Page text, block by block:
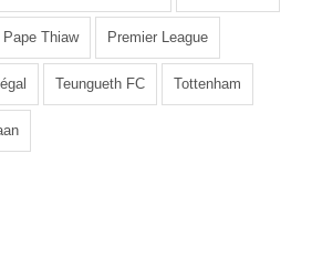
Pape Thiaw Premier League
Teungueth FC Tottenham